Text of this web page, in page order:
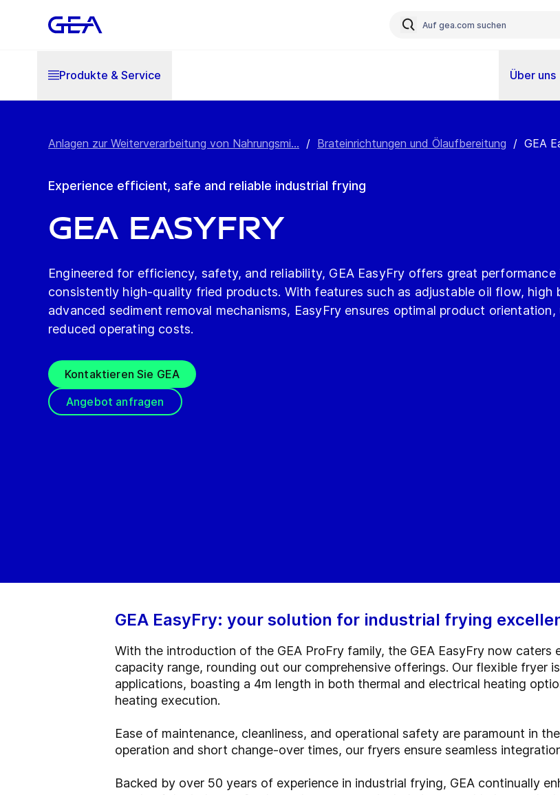
Produkte & Service Über uns
Anlagen zur Weiterverarbeitung von Nahrungsmi... / Brateinrichtungen und Ölaufbereitung / GEA
Experience efficient, safe and reliable industrial frying
GEA EasyFry
Engineered for efficiency, safety, and reliability, GEA EasyFry offers great performance
consistently high-quality fried products. With features such as adjustable oil flow, high
advanced sediment removal mechanisms, EasyFry ensures optimal product
reduced operating costs.
Kontaktieren Sie GEA
Angebot anfragen
GEA EasyFry: your solution for industrial frying
With the introduction of the GEA ProFry family, the GEA EasyFry now caters
capacity range, rounding out our comprehensive offerings. Our flexible fryer
applications, boasting a 4m length in both thermal and electrical heating
heating execution.
Ease of maintenance, cleanliness, and operational safety are paramount in
operation and short change-over times, our fryers ensure seamless
Backed by over 50 years of experience in industrial frying, GEA continually